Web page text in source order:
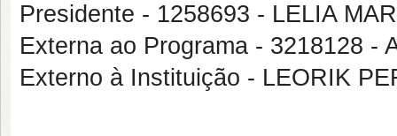
Presidente - 1258693 - LELIA
Externa ao Programa - 3218128 -
Externo à Instituição - LEORIK